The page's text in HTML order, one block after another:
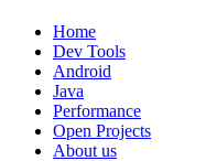
Skip
content
Home
Dev Tools
Android
Java
Performance
Open Projects
About us